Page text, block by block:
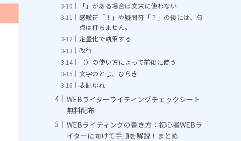
「」がある場合は文末に使わない
感嘆符「！」や疑問符「？」の後には、句
点は打ちません。
定量化で執筆する
改行
（）の使い方によって前後に使う
文字のとじ、ひらき
表記ゆれ
WEBライターライティングチェックシート
無料配布
WEBライティングの書き方：初心者WEBラ
イターに向けて手順を解説！まとめ